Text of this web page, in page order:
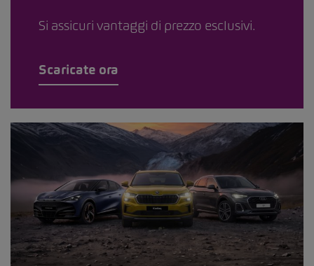
Si assicuri vantaggi di prezzo esclusivi.
Scaricate ora